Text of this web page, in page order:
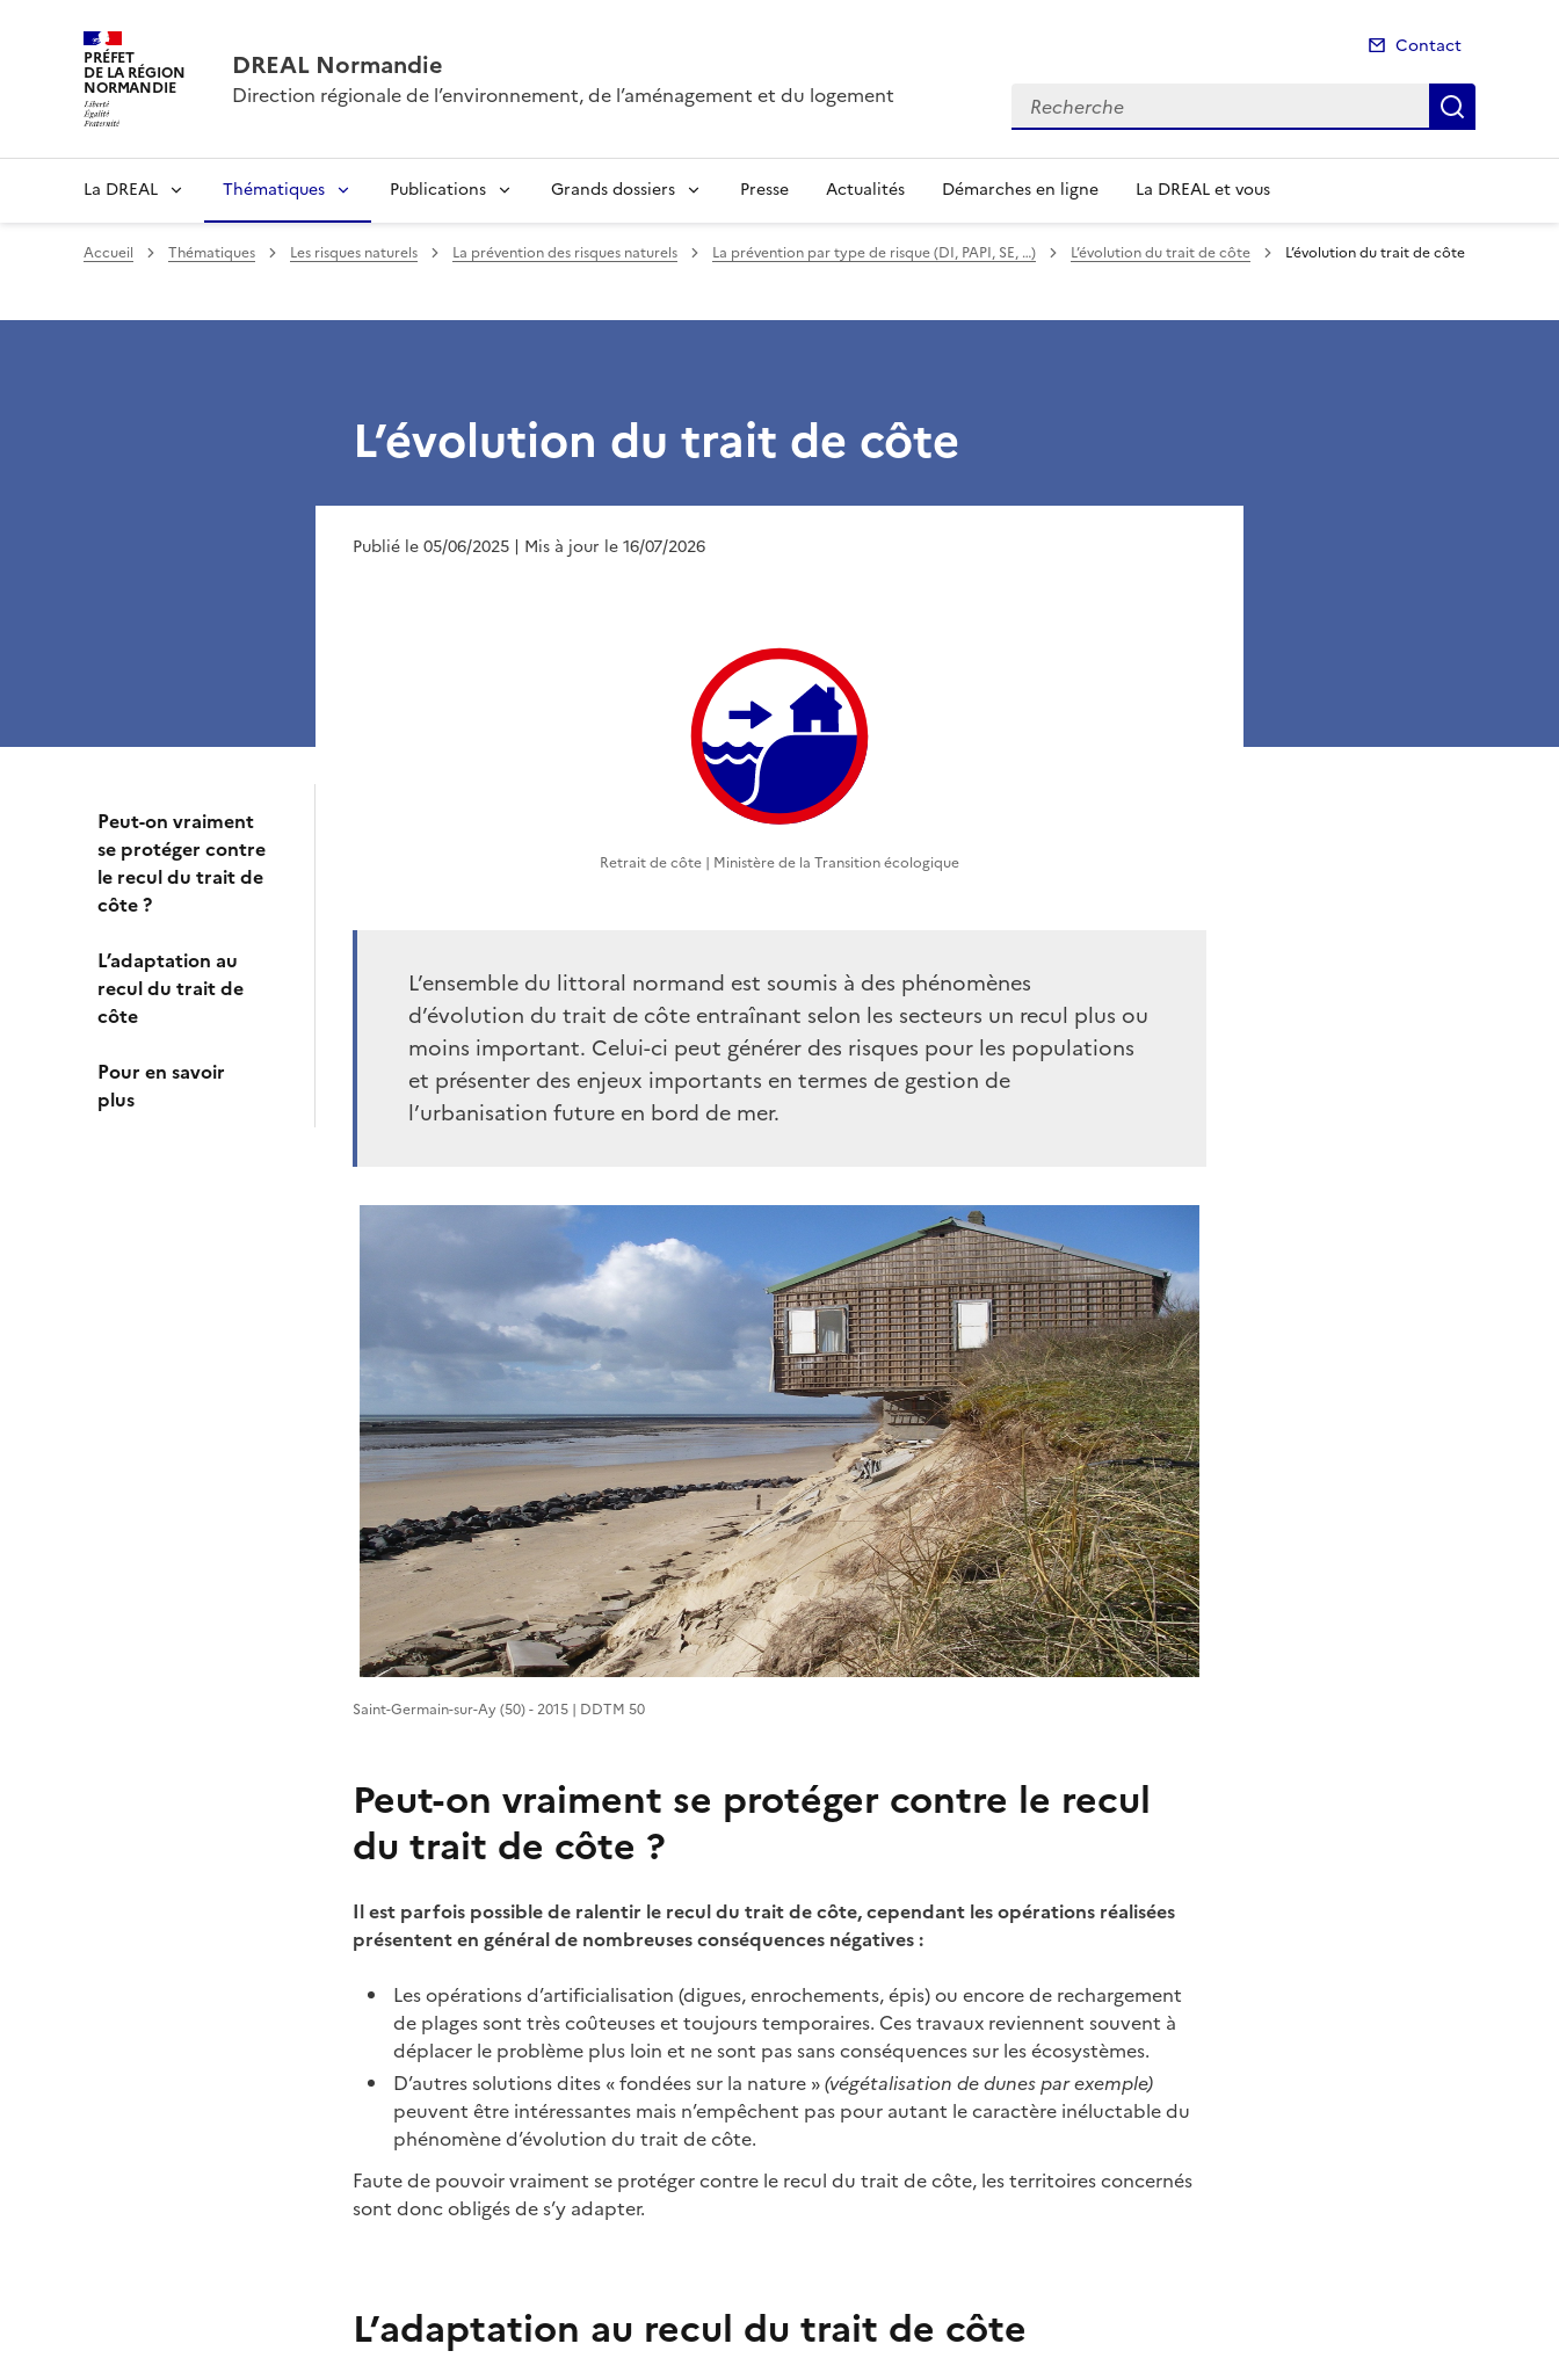
PRÉFET
DE LA RÉGION
NORMANDIE
DREAL Normandie
Direction régionale de l’environnement, de l’aménagement et du logement
Contact
Recherche
La DREAL Thématiques Publications Grands dossiers Presse Actualités Démarches en ligne La DREAL et vous
Accueil Thématiques Les risques naturels La prévention des risques naturels La prévention par type de risque (DI, PAPI, SE, …) L’évolution du trait de côte L’évolution du trait de côte
Peut-on vraiment
se protéger contre
le recul du trait de
côte ?
L’adaptation au
recul du trait de
côte
Pour en savoir
plus
L’évolution du trait de côte
Publié le 05/06/2025 | Mis à jour le 16/07/2026
Retrait de côte | Ministère de la Transition écologique
L’ensemble du littoral normand est soumis à des phénomènes
d’évolution du trait de côte entraînant selon les secteurs un recul plus ou
moins important. Celui-ci peut générer des risques pour les populations
et présenter des enjeux importants en termes de gestion de
l’urbanisation future en bord de mer.
Saint-Germain-sur-Ay (50) - 2015 | DDTM 50
Peut-on vraiment se protéger contre le recul
du trait de côte ?
Il est parfois possible de ralentir le recul du trait de côte, cependant les opérations réalisées
présentent en général de nombreuses conséquences négatives :
Les opérations d’artificialisation (digues, enrochements, épis) ou encore de rechargement
de plages sont très coûteuses et toujours temporaires. Ces travaux reviennent souvent à
déplacer le problème plus loin et ne sont pas sans conséquences sur les écosystèmes.
D’autres solutions dites « fondées sur la nature »(végétalisation de dunes par exemple)
peuvent être intéressantes mais n’empêchent pas pour autant le caractère inéluctable du
phénomène d’évolution du trait de côte.
Faute de pouvoir vraiment se protéger contre le recul du trait de côte, les territoires concernés
sont donc obligés de s’y adapter.
L’adaptation au recul du trait de côte